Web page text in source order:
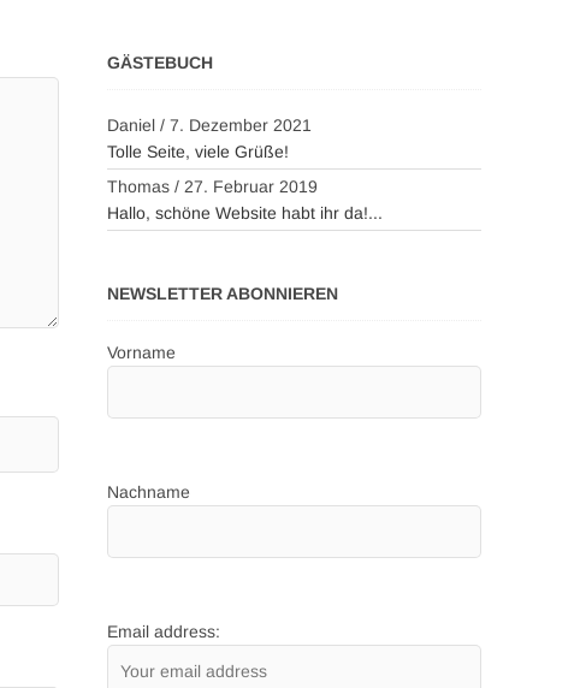
GÄSTEBUCH
Daniel / 7. Dezember 2021
Tolle Seite, viele Grüße!
Thomas / 27. Februar 2019
Hallo, schöne Website habt ihr da!...
NEWSLETTER ABONNIEREN
Vorname
Nachname
Email address: